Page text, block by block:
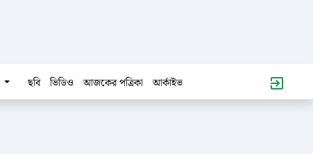
ছবি ভিডিও আজকের পত্রিকা আর্কাইভ